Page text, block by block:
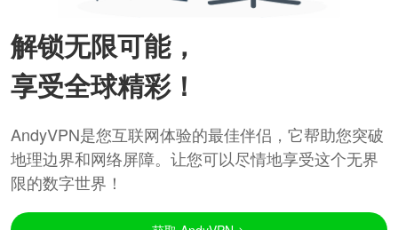
解锁无限可能，
享受全球精彩！
AndyVPN是您互联网体验的最佳伴侣，它帮助您突破
地理边界和网络屏障。让您可以尽情地享受这个无界
限的数字世界！